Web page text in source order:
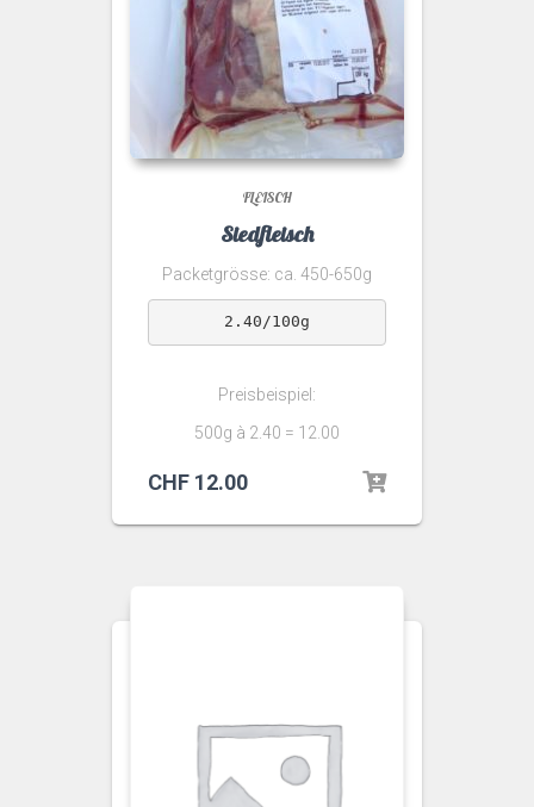
FLEISCH
Siedfleisch
Packetgrösse: ca. 450-650g
2.40/100g
Preisbeispiel:
500g à 2.40 = 12.00
CHF 12.00